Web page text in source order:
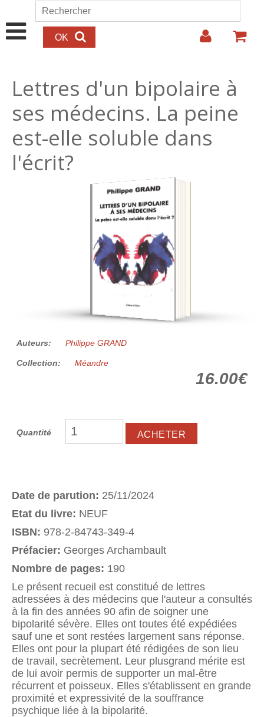
Aller au contenu principal
Formulaire de recherche
Rechercher
Lettres d'un bipolaire à
ses médecins. La peine
est-elle soluble dans
l'écrit?
16.00€
Auteurs: Philippe GRAND
Collection: Méandre
16.00€
Quantité
Date de parution: 25/11/2024
Etat du livre: NEUF
ISBN: 978-2-84743-349-4
Préfacier: Georges Archambault
Nombre de pages: 190
Le présent recueil est constitué de lettres
adressées à des médecins que l'auteur a consultés
à la fin des années 90 afin de soigner une
bipolarité sévère. Elles ont toutes été expédiées
sauf une et sont restées largement sans réponse.
Elles ont pour la plupart été rédigées de son lieu
de travail, secrètement. Leur plusgrand mérite est
de lui avoir permis de supporter un mal-être
récurrent et poisseux. Elles s'établissent en grande
proximité et expressivité de la souffrance
psychique liée à la bipolarité.